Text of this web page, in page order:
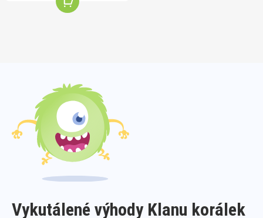
Vykutálené výhody Klanu korálek